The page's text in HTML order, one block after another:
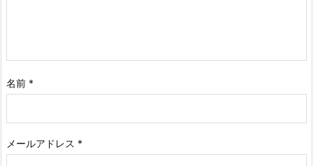
名前 *
メールアドレス *